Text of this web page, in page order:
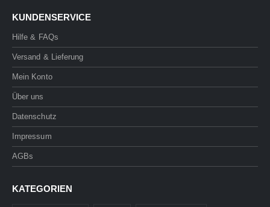
KUNDENSERVICE
Hilfe & FAQs
Versand & Lieferung
Mein Konto
Über uns
Datenschutz
Impressum
AGBs
KATEGORIEN